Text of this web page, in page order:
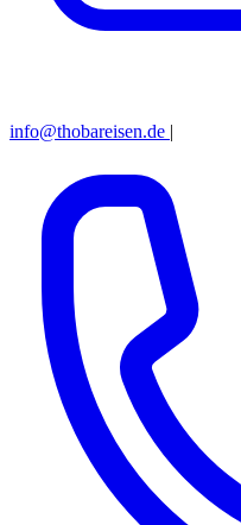
info@thobareisen.de |